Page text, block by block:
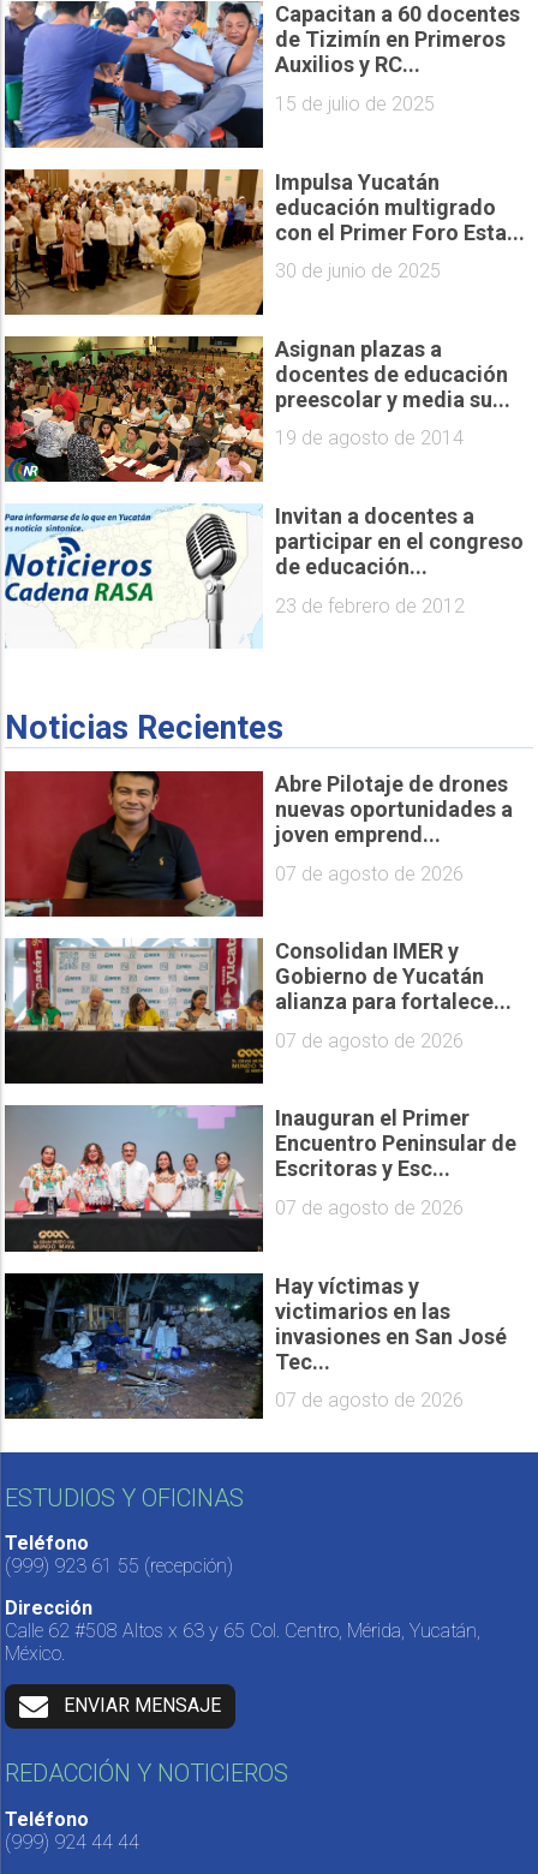
Capacitan a 60 docentes
de Tizimín en Primeros
Auxilios y RC...
15 de julio de 2025
Impulsa Yucatán
educación multigrado
con el Primer Foro Esta...
30 de junio de 2025
Asignan plazas a
docentes de educación
preescolar y media su...
19 de agosto de 2014
Invitan a docentes a
participar en el congreso
de educación...
23 de febrero de 2012
Noticias Recientes
Abre Pilotaje de drones
nuevas oportunidades a
joven emprend...
07 de agosto de 2026
Consolidan IMER y
Gobierno de Yucatán
alianza para fortalece...
07 de agosto de 2026
Inauguran el Primer
Encuentro Peninsular de
Escritoras y Esc...
07 de agosto de 2026
Hay víctimas y
victimarios en las
invasiones en San José
Tec...
07 de agosto de 2026
ESTUDIOS Y OFICINAS
Teléfono
(999) 923 61 55 (recepción)
Dirección
Calle 62 #508 Altos x 63 y 65 Col. Centro, Mérida, Yucatán,
México.
ENVIAR MENSAJE
REDACCIÓN Y NOTICIEROS
Teléfono
(999) 924 44 44